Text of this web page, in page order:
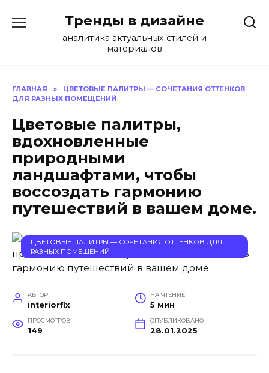
содержанию
Тренды в дизайне
аналитика актуальных стилей и
материалов
ГЛАВНАЯ »
ЦВЕТОВЫЕ ПАЛИТРЫ — СОЧЕТАНИЯ ОТТЕНКОВ
ДЛЯ РАЗНЫХ ПОМЕЩЕНИЙ
Цветовые палитры,
вдохновленные
природными
ландшафтами, чтобы
воссоздать гармонию
путешествий в вашем доме.
ЦВЕТОВЫЕ ПАЛИТРЫ — СОЧЕТАНИЯ ОТТЕНКОВ ДЛЯ
РАЗНЫХ ПОМЕЩЕНИЙ
АВТОР
interiorfix
НА ЧТЕНИЕ
5 мин
ПРОСМОТРОВ
149
ОПУБЛИКОВАНО
28.01.2025